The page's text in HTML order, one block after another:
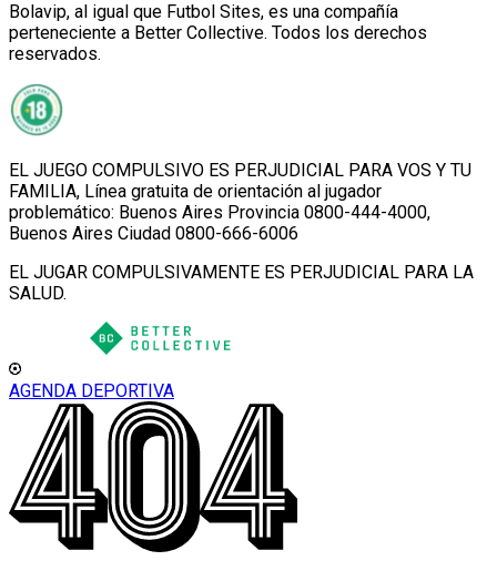
Bolavip, al igual que Futbol Sites, es una compañía
perteneciente a Better Collective. Todos los derechos
reservados.
EL JUEGO COMPULSIVO ES PERJUDICIAL PARA VOS Y TU
FAMILIA, Línea gratuita de orientación al jugador
problemático: Buenos Aires Provincia 0800-444-4000,
Buenos Aires Ciudad 0800-666-6006
EL JUGAR COMPULSIVAMENTE ES PERJUDICIAL PARA LA
SALUD.
AGENDA DEPORTIVA